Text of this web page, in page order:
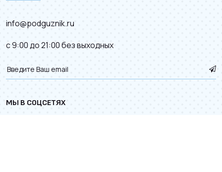
info@podguznik.ru
с 9:00 до 21:00 без выходных
МЫ В СОЦСЕТЯХ